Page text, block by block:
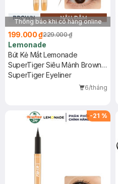
Thông báo khi có hàng online
199.000 ₫229.000 ₫
Lemonade
Bút Kẻ Mắt Lemonade
SuperTiger Siêu Mảnh Brown -
Màu Nâu 1g (Mới)
SuperTiger Eyeliner
6/tháng
-21 %